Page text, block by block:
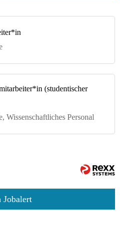
(studentischer
Wissenschaftliches Personal
Jobalert